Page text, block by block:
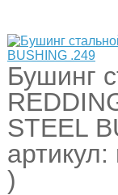
Бушинг
STEEL
)